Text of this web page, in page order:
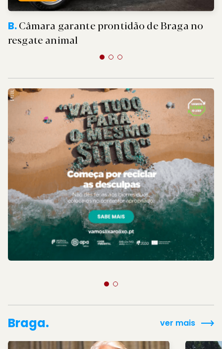
B.Câmara garante prontidão de Braga no
resgate animal
PUB.
Braga. ver mais